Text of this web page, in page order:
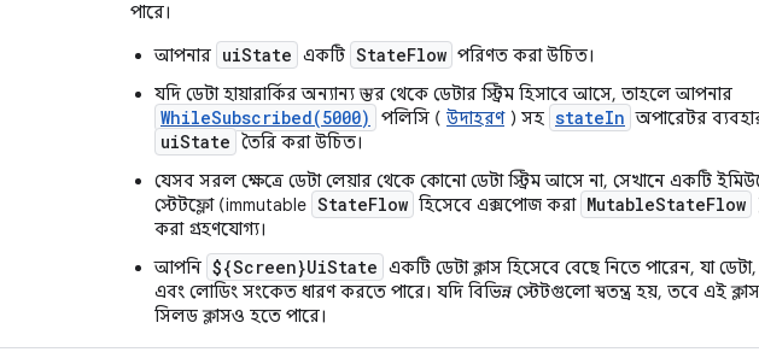
পারে।
আপনার uiState একটি StateFlow পরিণত করা উচিত।
যদি ডেটা হায়ারার্কির অন্যান্য স্তর থেকে ডেটার স্ট্রিম হিসাবে আসে, তাহলে আপনার
WhileSubscribed(5000) পলিসি ( উদাহরণ) সহ stateIn অপারেটর
uiState তৈরি করা উচিত।
যেসব সরল ক্ষেত্রে ডেটা লেয়ার থেকে কোনো ডেটা স্ট্রিম আসে না, সেখানে একটি
স্টেটফ্লো (immutable StateFlow হিসেবে এক্সপোজ করা MutableStateFlow
করা গ্রহণযোগ্য।
আপনি ${Screen}UiState একটি ডেটা ক্লাস হিসেবে বেছে নিতে পারেন, যা ডেটা,
এবং লোডিং সংকেত ধারণ করতে পারে। যদি বিভিন্ন স্টেটগুলো স্বতন্ত্র হয়, তবে এই
সিলড ক্লাসও হতে পারে।